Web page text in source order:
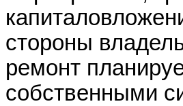
стороны
ремонт
собственными